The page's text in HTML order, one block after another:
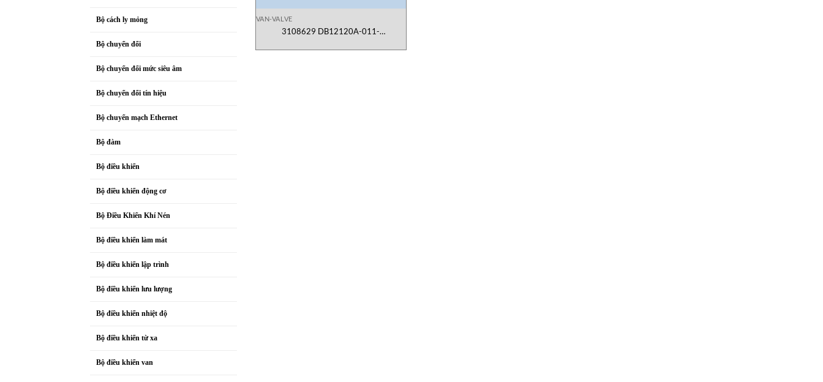
Bộ cách ly mỏng
Bộ chuyển đổi
Bộ chuyển đổi mức siêu âm
Bộ chuyển đổi tín hiệu
Bộ chuyển mạch Ethernet
Bộ đàm
Bộ điều khiển
Bộ điều khiển động cơ
Bộ Điều Khiển Khí Nén
Bộ điều khiển làm mát
Bộ điều khiển lập trình
Bộ điều khiển lưu lượng
Bộ điều khiển nhiệt độ
Bộ điều khiển từ xa
Bộ điều khiển van
VAN-VALVE
3108629 DB12120A-011-
Suất Hydac Việt Nam